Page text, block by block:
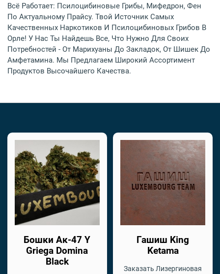
Всё Работает: Псилоцибиновые Грибы, Мифедрон, Фен
По Актуальному Прайсу. Твой Источник Самых
Качественных Наркотиков И Псилоцибиновых Грибов В
Орле! У Нас Ты Найдешь Все, Что Нужно Для Своих
Потребностей - От Марихуаны До Закладок, От Шишек До
Амфетамина. Мы Предлагаем Широкий Ассортимент
Продуктов Высочайшего Качества.
Бошки Ак-47 Y
Griega Domina
Black
Гашиш King
Ketama
Заказать Лизергиновая